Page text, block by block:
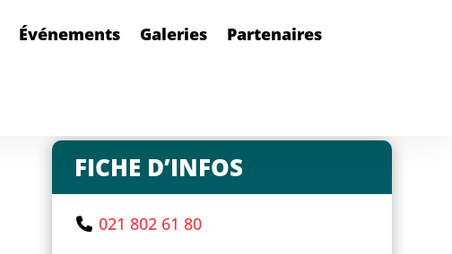
Événements Galeries Partenaires
FICHE D’INFOS
021 802 61 80